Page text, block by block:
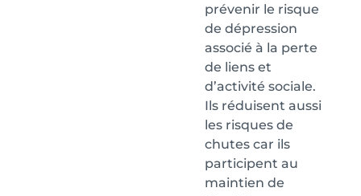
prévenir le risque
de dépression
associé à la perte
de liens et
d’activité sociale.
Ils réduisent aussi
les risques de
chutes car ils
participent au
maintien de